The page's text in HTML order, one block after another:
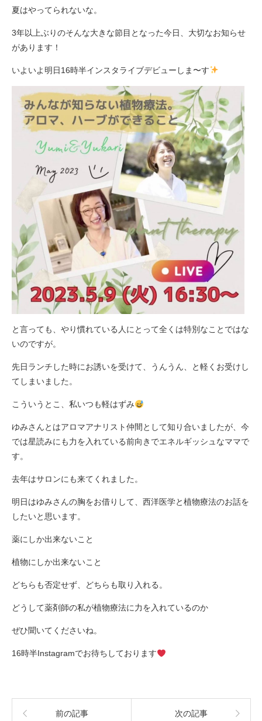
夏はやってられないな。
3年以上ぶりのそんな大きな節目となった今日、大切なお知らせ
があります！
いよいよ明日16時半インスタライブデビューしま〜す
と言っても、やり慣れている人にとって全くは特別なことではな
いのですが。
先日ランチした時にお誘いを受けて、うんうん、と軽くお受けし
てしまいました。
こういうとこ、私いつも軽はずみ
ゆみさんとはアロマアナリスト仲間として知り合いましたが、今
では星読みにも力を入れている前向きでエネルギッシュなママで
す。
去年はサロンにも来てくれました。
明日はゆみさんの胸をお借りして、西洋医学と植物療法のお話を
したいと思います。
薬にしか出来ないこと
植物にしか出来ないこと
どちらも否定せず、どちらも取り入れる。
どうして薬剤師の私が植物療法に力を入れているのか
ぜひ聞いてくださいね。
16時半Instagramでお待ちしております
前の記事 次の記事